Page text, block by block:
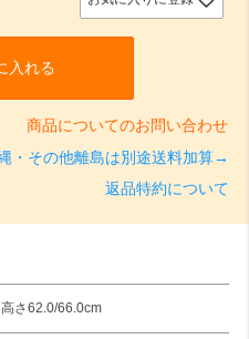
入れる
商品についてのお問い合わせ
・その他離島は別途送料加算→
返品特約について
さ62.0/66.0cm